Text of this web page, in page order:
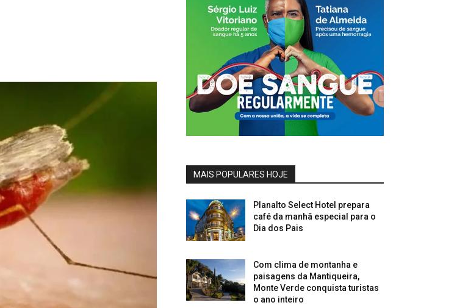
MAIS POPULARES HOJE
Planalto Select Hotel prepara
café da manhã especial para o
Dia dos Pais
Com clima de montanha e
paisagens da Mantiqueira,
Monte Verde conquista turistas
o ano inteiro